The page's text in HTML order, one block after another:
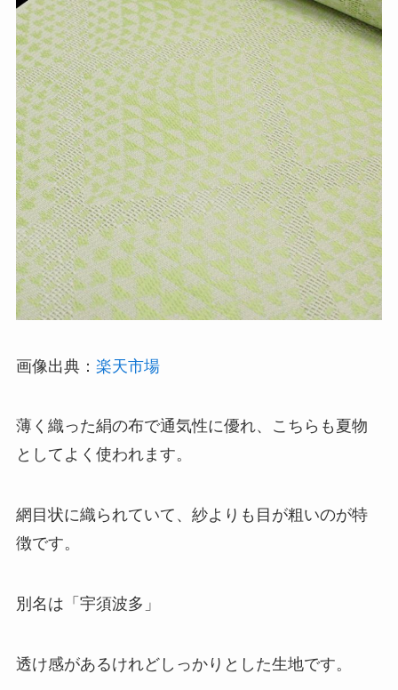
画像出典： 楽天市場
薄く織った絹の布で通気性に優れ、こちらも夏物
としてよく使われます。
網目状に織られていて、紗よりも目が粗いのが特
徴です。
別名は「宇須波多」
透け感があるけれどしっかりとした生地です。